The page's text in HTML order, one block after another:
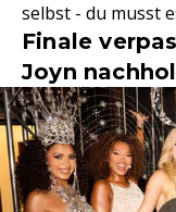
selbst - du musst
Finale
Joyn